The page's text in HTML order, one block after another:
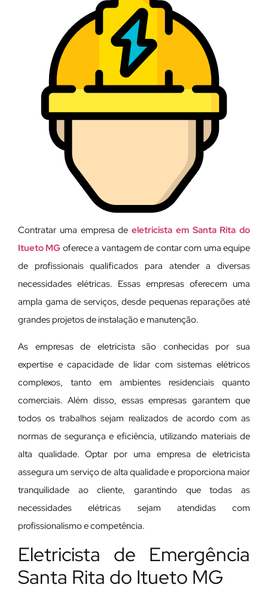
Contratar uma empresa de eletricista em Santa Rita do
Itueto MG oferece a vantagem de contar com uma equipe
de profissionais qualificados para atender a diversas
necessidades elétricas. Essas empresas oferecem uma
ampla gama de serviços, desde pequenas reparações até
grandes projetos de instalação e manutenção.
As empresas de eletricista são conhecidas por sua
expertise e capacidade de lidar com sistemas elétricos
complexos, tanto em ambientes residenciais quanto
comerciais. Além disso, essas empresas garantem que
todos os trabalhos sejam realizados de acordo com as
normas de segurança e eficiência, utilizando materiais de
alta qualidade. Optar por uma empresa de eletricista
assegura um serviço de alta qualidade e proporciona maior
tranquilidade ao cliente, garantindo que todas as
necessidades elétricas sejam atendidas com
profissionalismo e competência.
Eletricista de Emergência
Santa Rita do Itueto MG